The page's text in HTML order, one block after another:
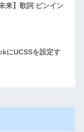
来】歌詞 ピンイン
にUCSSを設定す